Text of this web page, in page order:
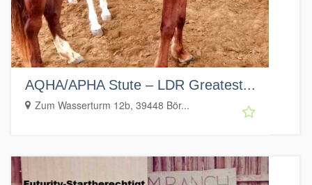
AQHA/APHA Stute – LDR Greatest...
Zum Wasserturm 12b, 39448 Bör...